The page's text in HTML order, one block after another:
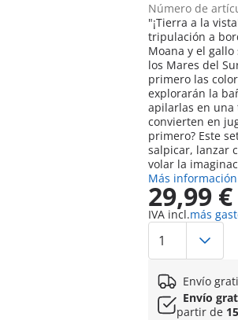
Número de
"¡Tierra a la
tripulación a
Moana y el
los Mares del
primero las coloridas flores? Junto
explorarán la
apilarlas en una
convierten en
primero? Este
salpicar, lanzar
volar la
Más información
29,99 €
IVA incl.más
Envío
Envío
partir de